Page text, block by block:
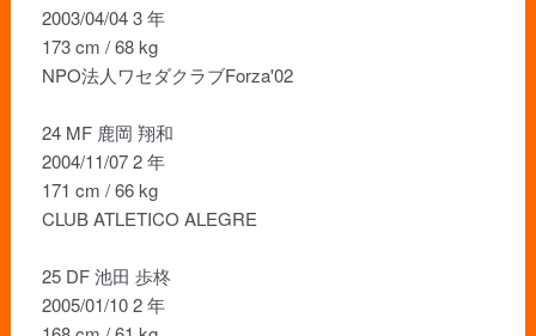
2003/04/04 3 年
173 cm / 68 kg
NPO法人ワセダクラブForza'02
24 MF 鹿岡 翔和
2004/11/07 2 年
171 cm / 66 kg
CLUB ATLETICO ALEGRE
25 DF 池田 歩柊
2005/01/10 2 年